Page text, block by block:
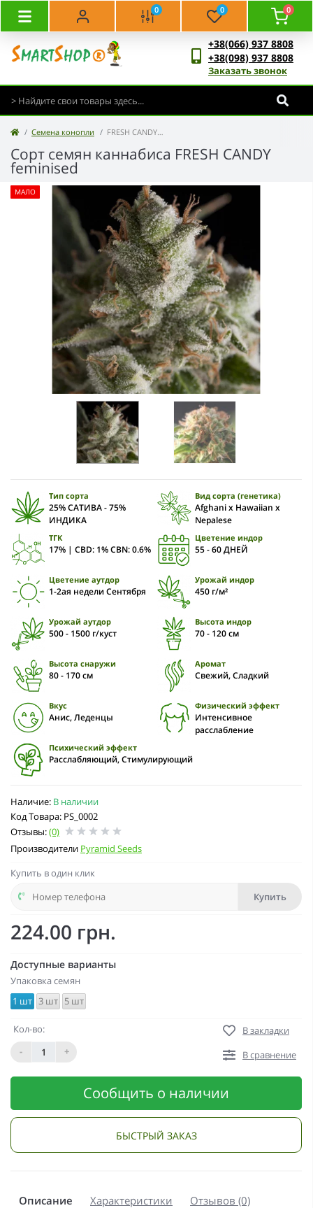
0 0 0
+38(066) 937 8808
+38(098) 937 8808
Заказать звонок
Семена конопли FRESH CANDY feminised
Сорт семян каннабиса FRESH CANDY
feminised
Наличие: В наличии
Код Товара: PS_0002
Отзывы:(0)
Производители Pyramid Seeds
МАЛО
Тип сорта
25% САТИВА - 75%
ИНДИКА
Вид сорта (генетика)
Afghani x Hawaiian x
Nepalese
ТГК
17% | CBD: 1% CBN: 0.6%
Цветение индор
55 - 60 ДНЕЙ
Цветение аутдор
1-2ая недели Сентября
Урожай индор
450 г/м²
Урожай аутдор
500 - 1500 г/куст
Высота индор
70 - 120 см
Высота снаружи
80 - 170 см
Аромат
Свежий, Сладкий
Вкус
Анис, Леденцы
Физический эффект
Интенсивное
расслабление
Психический эффект
Расслабляющий, Стимулирующий
Купить в один клик
Купить
224.00 грн.
Доступные варианты
Упаковка семян
1 шт 3 шт 5 шт
Кол-во:
-
+
В закладки
В сравнение
Сообщить о наличии
БЫСТРЫЙ ЗАКАЗ
Описание Характеристики Отзывов (0)